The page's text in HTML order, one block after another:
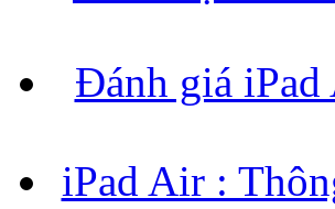
Đánh giá
iPad Air :